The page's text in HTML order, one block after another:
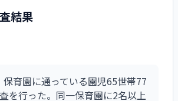
もの家庭での姿や保護者の意向な
って共育てを図り、保育への共通
いる。
設に直接持っていき、地域の高齢
は、笹のお礼に施設の利用者の方
をもらうなどして相互でのやりと
地域社会のつながりを感じてお
結果
保育園に通っている園児65世帯77
を行った。同一保育園に2名以上